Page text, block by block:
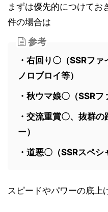
まずは優先的につけてお
件の場合は
参考
・右回り〇（SSRフ
ノロブロイ等）
・秋ウマ娘〇（SSRフ
・交流重賞〇、抜群
ー）
・道悪〇（SSRスペシ
スピードやパワーの底上